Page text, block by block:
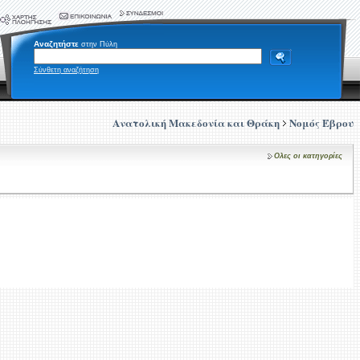
Αναζητήστε στην Πύλη
Σύνθετη αναζήτηση
Ανατολική Μακεδονία και Θράκη Νομός Έβρου
Ολες οι κατηγορίες